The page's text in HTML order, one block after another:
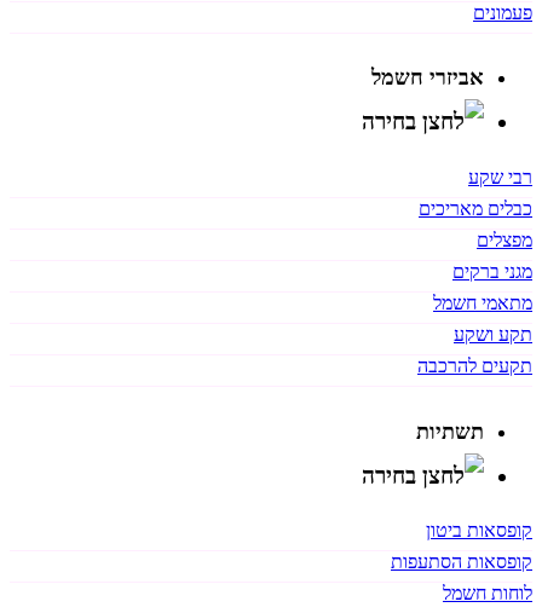
פעמונים
אביזרי חשמל
רבי שקע
כבלים מאריכים
מפצלים
מגני ברקים
מתאמי חשמל
תקע ושקע
תקעים להרכבה
תשתיות
קופסאות ביטון
קופסאות הסתעפות
לוחות חשמל